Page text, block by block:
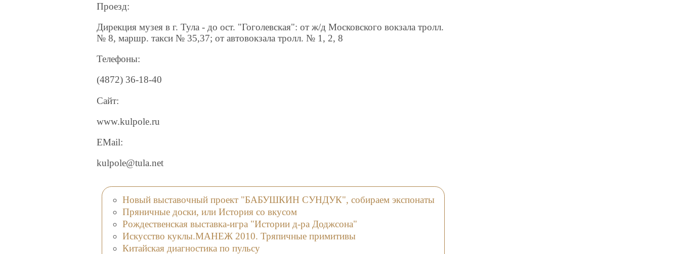
Проезд:
Дирекция музея в г. Тула - до ост. "Гоголевская": от ж/д Московского вокзала тролл.
№ 8, маршр. такси № 35,37; от автовокзала тролл. № 1, 2, 8
Телефоны:
(4872) 36-18-40
Сайт:
www.kulpole.ru
EMail:
kulpole@tula.net
Новый выставочный проект "БАБУШКИН СУНДУК", собираем экспонаты
Пряничные доски, или История со вкусом
Рождественская выставка-игра "Истории д-ра Доджсона"
Искусство куклы.МАНЕЖ 2010. Тряпичные примитивы
Китайская диагностика по пульсу